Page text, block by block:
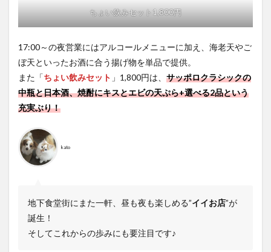
ちょい飲みセット1,800円
17:00～の夜営業にはアルコールメニューに加え、海老天やご
ぼ天といったお酒に合う揚げ物を単品で提供。
また「ちょい飲みセット 」1,800円は、 サッポロクラシックの
中瓶と日本酒、焼酎にキスとエビの天ぷら+選べる2品という
充実ぶり！
kato
地下食堂街にまた一軒、昼も夜も楽しめる”イイお店”が
誕生！
そしてこれからの歩みにも要注目です♪